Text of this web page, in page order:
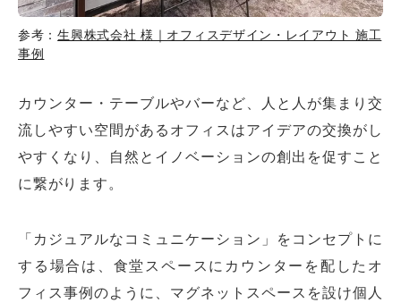
参考：生興株式会社 様｜オフィスデザイン・レイアウト 施工
事例
カウンター・テーブルやバーなど、人と人が集まり交
流しやすい空間があるオフィスはアイデアの交換がし
やすくなり、自然とイノベーションの創出を促すこと
に繋がります。
「カジュアルなコミュニケーション」をコンセプトに
する場合は、食堂スペースにカウンターを配したオ
フィス事例のように、マグネットスペースを設け個人